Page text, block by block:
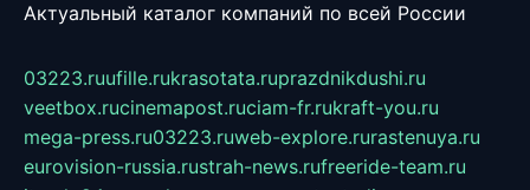
Актуальный каталог компаний по всей России
03223.ruufille.rukrasotata.ruprazdnikdushi.ru
veetbox.rucinemapost.ruciam-fr.rukraft-you.ru
mega-press.ru03223.ruweb-explore.rurastenuya.ru
eurovision-russia.rustrah-news.rufreeride-team.ru